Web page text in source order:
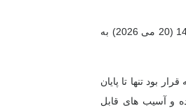
ایرفرانس تعلیق پروازهای خود به دبی، ریاض، تل آویو و بیروت را تا 30 می 1405 (20 می 2026) به
بود تنها تا پایان
و آسیب های قابل